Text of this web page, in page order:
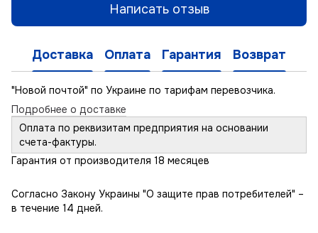
Написать отзыв
Доставка Оплата Гарантия Возврат
"Новой почтой" по Украине по тарифам перевозчика.
Подробнее о доставке
Оплата по реквизитам предприятия на основании
счета-фактуры.
Гарантия от производителя 18 месяцев
Согласно Закону Украины "О защите прав потребителей" –
в течение 14 дней.